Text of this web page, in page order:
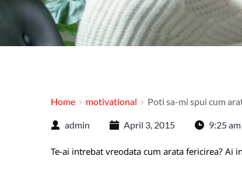
Home motivational Poti sa-mi spui cum
admin April 3, 2015 9:25 am
Te-ai intrebat vreodata cum arata fericirea? Ai